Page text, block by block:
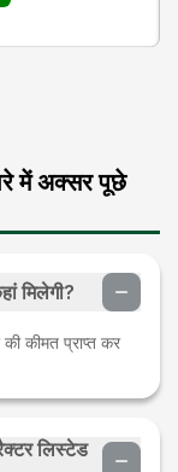
में अक्सर पूछे
मिलेगी?
कीमत प्राप्त कर
लिस्टेड